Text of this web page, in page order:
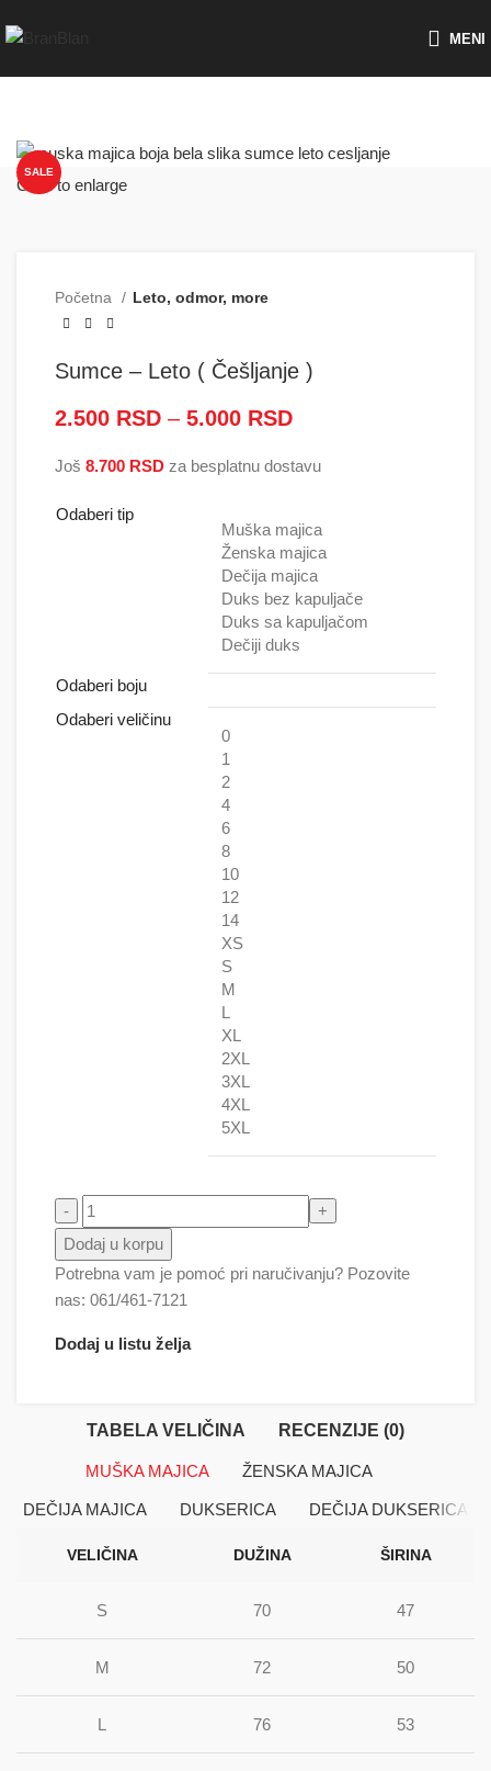
MENI
SALE
Click to enlarge
Početna Leto, odmor, more
Sumce – Leto ( Češljanje )
2.500 RSD – 5.000 RSD
5.000 RSD
Još 8.700 RSD za besplatnu dostavu
Odaberi tip
Muška majica
Ženska majica
Dečija majica
Duks bez kapuljače
Duks sa kapuljačom
Dečiji duks
Odaberi boju
Odaberi veličinu
0
1
2
4
6
8
10
12
14
XS
S
M
L
XL
2XL
3XL
4XL
5XL
Sumce - Leto ( Češljanje ) količina
Dodaj u korpu
Potrebna vam je pomoć pri naručivanju? Pozovite
nas: 061/461-7121
Dodaj u listu želja
TABELA VELIČINA RECENZIJE (0)
MUŠKA MAJICA ŽENSKA MAJICA
DEČIJA MAJICA DUKSERICA DEČIJA DUKSERICA
VELIČINA DUŽINA ŠIRINA
S 70 47
M 72 50
L 76 53
Besplatna dostava za porudžbine preko